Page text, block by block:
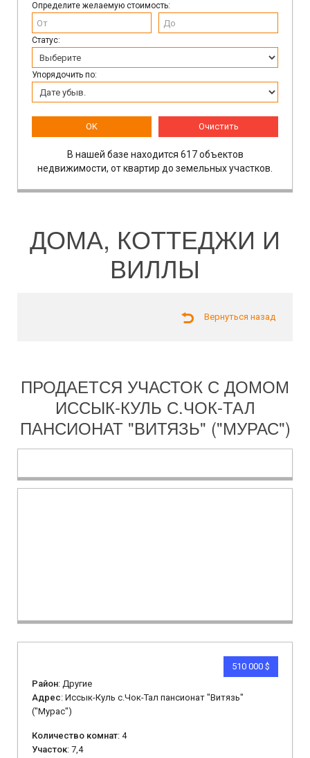
Определите желаемую стоимость:
Статус:
Упорядочить по:
OK Очистить
В нашей базе находится 617 объектов
недвижимости, от квартир до земельных участков.
ДОМА, КОТТЕДЖИ И
ВИЛЛЫ
Вернуться назад
ПРОДАЕТСЯ УЧАСТОК С ДОМОМ
ИССЫК-КУЛЬ С.ЧОК-ТАЛ
ПАНСИОНАТ "ВИТЯЗЬ" ("МУРАС")
510 000 $
Район: Другие
Адрес: Иссык-Куль с.Чок-Тал пансионат "Витязь"
("Мурас")
Количество комнат: 4
Участок: 7,4